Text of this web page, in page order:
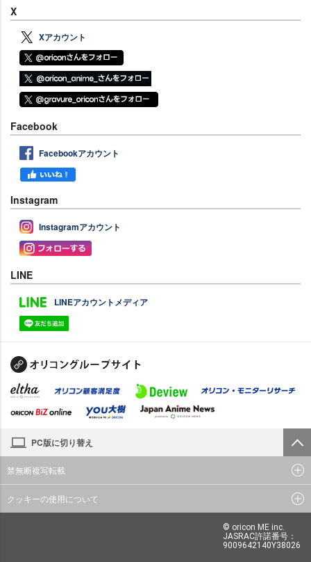
X
Xアカウント
Facebook
Facebookアカウント
Instagram
Instagramアカウント
LINE
LINEアカウントメディア
PC版に切り替え
禁無断複写転載
クッキーの使用について
© oricon ME inc.
JASRAC許諾番号：
9009642140Y38026